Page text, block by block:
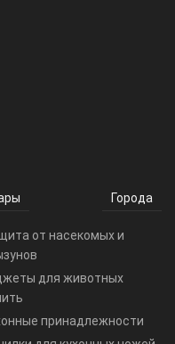
Города
от насекомых и
для животных
принадлежности